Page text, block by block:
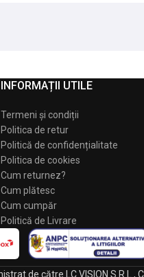
INFORMAȚII UTILE
Termeni și condiții
Politica de retur
Politică de confidențialitate
Politica de cookies
Cum returnez?
Cum plătesc
Cum cumpăr
Politică de Livrare
de către LC VISION S.R.L.,